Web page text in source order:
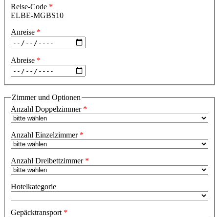
Reise-Code
ELBE-MGBS10
Anreise
Abreise
Zimmer und Optionen
Anzahl Doppelzimmer
Anzahl Einzelzimmer
Anzahl Dreibettzimmer
Hotelkategorie
Gepäcktransport